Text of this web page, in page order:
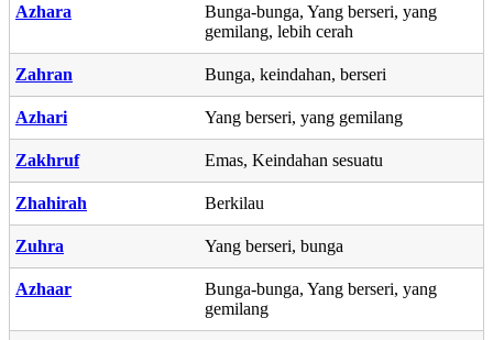
Azhara
Bunga-bunga, Yang berseri, yang
gemilang, lebih cerah
Zahran Bunga, keindahan, berseri
Azhari Yang berseri, yang gemilang
Zakhruf Emas, Keindahan sesuatu
Zhahirah Berkilau
Zuhra Yang berseri, bunga
Azhaar
Bunga-bunga, Yang berseri, yang
gemilang